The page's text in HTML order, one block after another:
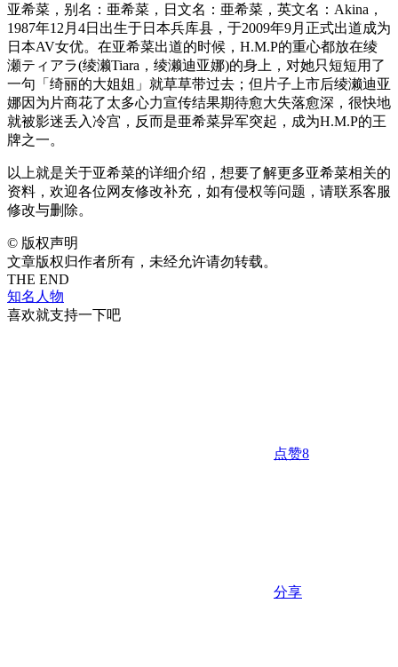
亚希菜，别名：亜希菜，日文名：亜希菜，英文名：Akina，
1987年12月4日出生于日本兵库县，于2009年9月正式出道成为
日本AV女优。在亚希菜出道的时候，H.M.P的重心都放在绫
瀬ティアラ(绫濑Tiara，绫濑迪亚娜)的身上，对她只短短用了
一句「绮丽的大姐姐」就草草带过去；但片子上市后绫濑迪亚
娜因为片商花了太多心力宣传结果期待愈大失落愈深，很快地
就被影迷丢入冷宫，反而是亜希菜异军突起，成为H.M.P的王
牌之一。
以上就是关于亚希菜的详细介绍，想要了解更多亚希菜相关的
资料，欢迎各位网友修改补充，如有侵权等问题，请联系客服
修改与删除。
© 版权声明
文章版权归作者所有，未经允许请勿转载。
THE END
知名人物
喜欢就支持一下吧
点赞8
分享